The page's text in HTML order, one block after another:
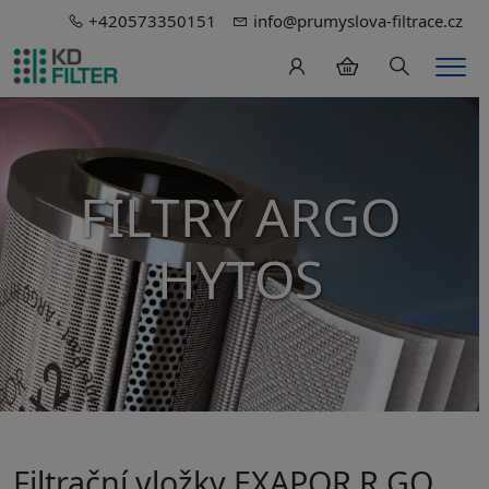
+420573350151 info@prumyslova-filtrace.cz
Hledání
FILTRY ARGO
HYTOS